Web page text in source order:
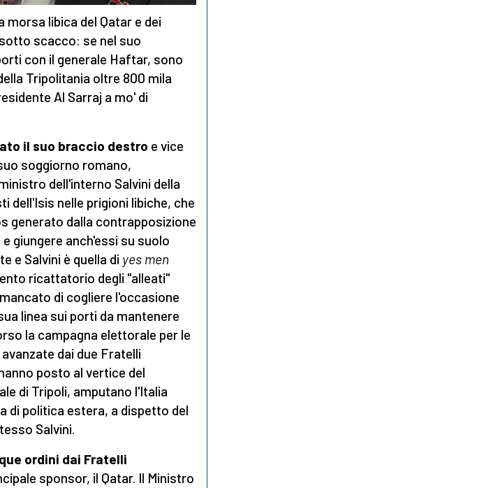
libica del Qatar e dei
scacco: se nel suo
con il generale Haftar, sono
Tripolitania oltre 800 mila
Al Sarraj a mo' di
il suo braccio destro e vice
soggiorno romano,
dell'interno Salvini della
dell'Isis nelle prigioni libiche, che
generato dalla contrapposizione
giungere anch'essi su suolo
e Salvini è quella di yes men
ricattatorio degli "alleati"
di cogliere l'occasione
linea sui porti da mantenere
la campagna elettorale per le
dai due Fratelli
posto al vertice del
di Tripoli, amputano l'Italia
di politica estera, a dispetto del
Salvini.
ordini dai Fratelli
sponsor, il Qatar. Il Ministro